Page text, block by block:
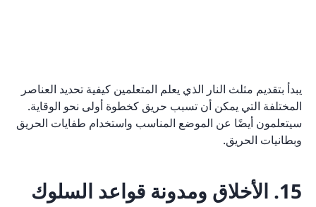
يبدأ بتقديم مثلث النار الذي يعلم المتعلمين كيفية تحديد العناصر
المختلفة التي يمكن أن تسبب حريق كخطوة أولى نحو الوقاية.
سيتعلمون أيضًا عن الموضع المناسب واستخدام طفايات الحريق
وبطانيات الحريق.
15. الأخلاق ومدونة قواعد السلوك